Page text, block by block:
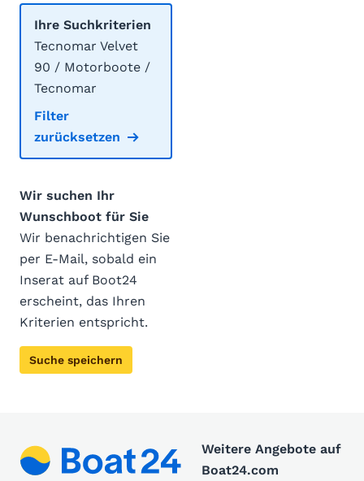
Ihre Suchkriterien
Tecnomar Velvet
90 / Motorboote /
Tecnomar
Filter
zurücksetzen
Wir suchen Ihr
Wunschboot für Sie
Wir benachrichtigen Sie
per E-Mail, sobald ein
Inserat auf Boot24
erscheint, das Ihren
Kriterien entspricht.
Suche speichern
Weitere Angebote auf
Boat24.com